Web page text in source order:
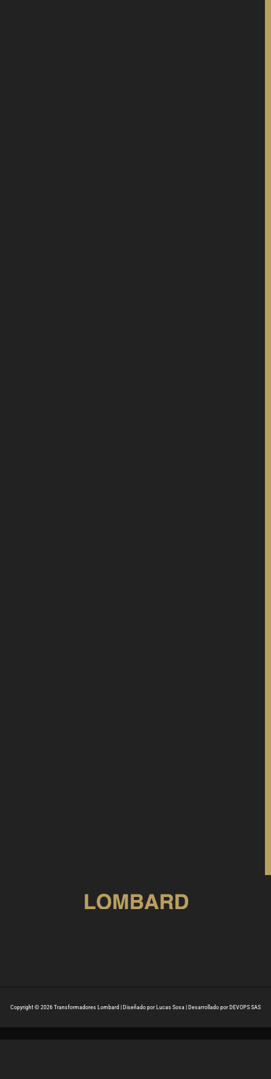
Copyright © 2026 Transformadores Lombard | Diseñado por Lucas Sosa | Desarrollado por DEVOPS SAS